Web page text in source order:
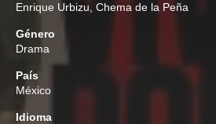
Enrique Urbizu Chema de la Peña
Género
Drama
País
México
Idioma